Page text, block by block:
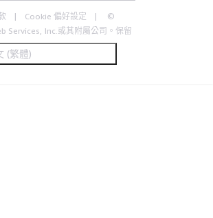
Cookie 偏好設定
©
Services, Inc.或其附屬公司。保留
(繁體)